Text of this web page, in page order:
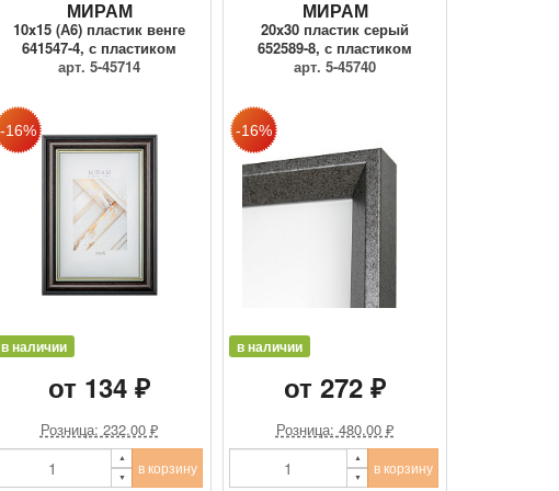
МИРАМ
10x15 (А6) пластик венге
641547-4, с пластиком
арт. 5-45714
в наличии
от 134 ₽
Розница: 232.00 ₽
в корзину
МИРАМ
20x30 пластик серый
652589-8, с пластиком
арт. 5-45740
в наличии
от 272 ₽
Розница: 480.00 ₽
в корзину